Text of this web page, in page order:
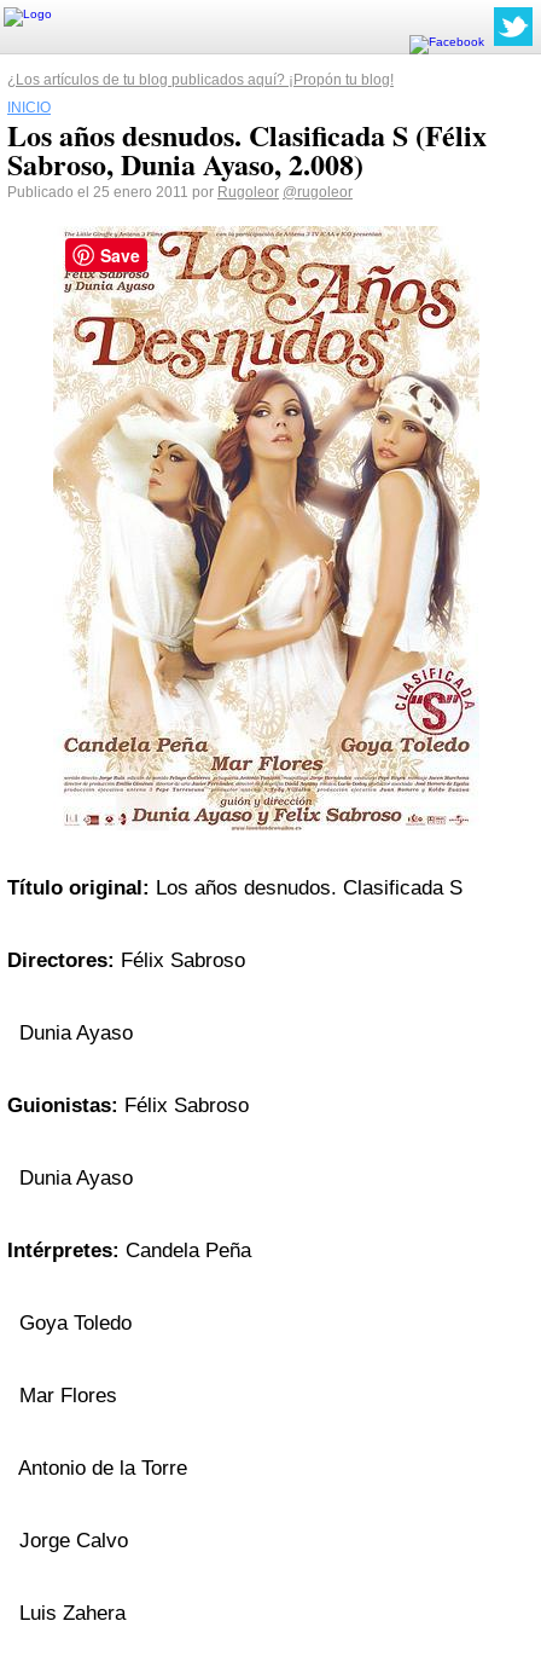
¿Los artículos de tu blog publicados aquí? ¡Propón tu blog!
INICIO
Los años desnudos. Clasificada S (Félix
Sabroso, Dunia Ayaso, 2.008)
Publicado el 25 enero 2011 por Rugoleor @rugoleor
Título original: Los años desnudos. Clasificada S
Directores: Félix Sabroso
Dunia Ayaso
Guionistas: Félix Sabroso
Dunia Ayaso
Intérpretes: Candela Peña
Goya Toledo
Mar Flores
Antonio de la Torre
Jorge Calvo
Luis Zahera
Save